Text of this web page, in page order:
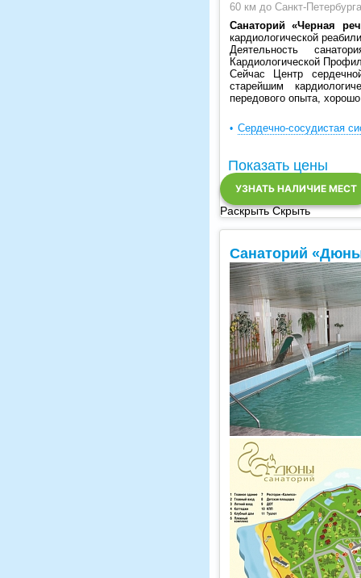
60 км до Санкт-Петербурга
Санаторий «Черная
кардиологической
Деятельность
Кардиологической
Сейчас Центр
старейшим
передового опыта,
Сердечно-сосудистая
Показать цены
УЗНАТЬ НАЛИЧИЕ МЕСТ
Раскрыть Скрыть
Санаторий